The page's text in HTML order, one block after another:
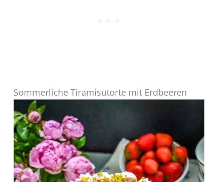
Sommerliche Tiramisutorte mit Erdbeeren